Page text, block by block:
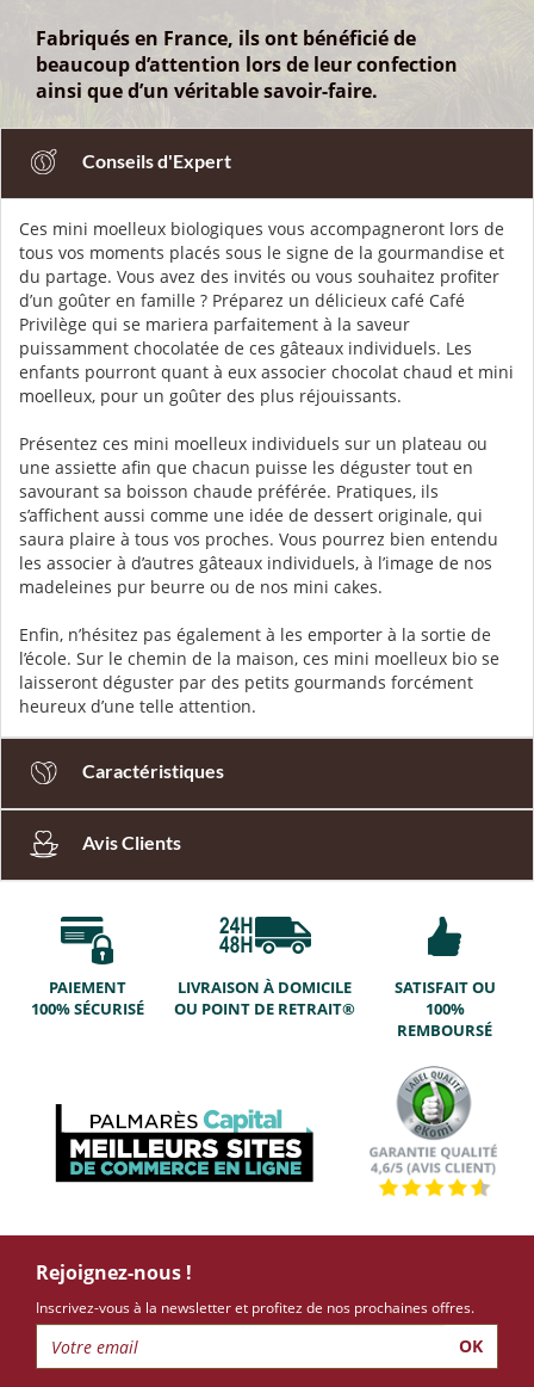
Fabriqués en France, ils ont bénéficié de
beaucoup d’attention lors de leur confection
ainsi que d’un véritable savoir-faire.
Conseils d'Expert
Ces mini moelleux biologiques vous accompagneront lors de
tous vos moments placés sous le signe de la gourmandise et
du partage. Vous avez des invités ou vous souhaitez profiter
d’un goûter en famille ? Préparez un délicieux café Café
Privilège qui se mariera parfaitement à la saveur
puissamment chocolatée de ces gâteaux individuels. Les
enfants pourront quant à eux associer chocolat chaud et mini
moelleux, pour un goûter des plus réjouissants.
Présentez ces mini moelleux individuels sur un plateau ou
une assiette afin que chacun puisse les déguster tout en
savourant sa boisson chaude préférée. Pratiques, ils
s’affichent aussi comme une idée de dessert originale, qui
saura plaire à tous vos proches. Vous pourrez bien entendu
les associer à d’autres gâteaux individuels, à l’image de nos
madeleines pur beurre ou de nos mini cakes.
Enfin, n’hésitez pas également à les emporter à la sortie de
l’école. Sur le chemin de la maison, ces mini moelleux bio se
laisseront déguster par des petits gourmands forcément
heureux d’une telle attention.
Caractéristiques
Avis Clients
PAIEMENT
100% SÉCURISÉ
LIVRAISON À DOMICILE
OU POINT DE RETRAIT®
SATISFAIT OU
100%
REMBOURSÉ
Rejoignez-nous !
Inscrivez-vous à la newsletter et profitez de nos prochaines offres.
OK